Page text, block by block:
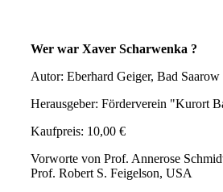
Wer war Xaver Scharwenka ?
Autor: Eberhard Geiger, Bad Saarow
Herausgeber: Förderverein "Kurort
Kaufpreis: 10,00 €
Vorworte von Prof. Annerose
Prof. Robert S. Feigelson, USA